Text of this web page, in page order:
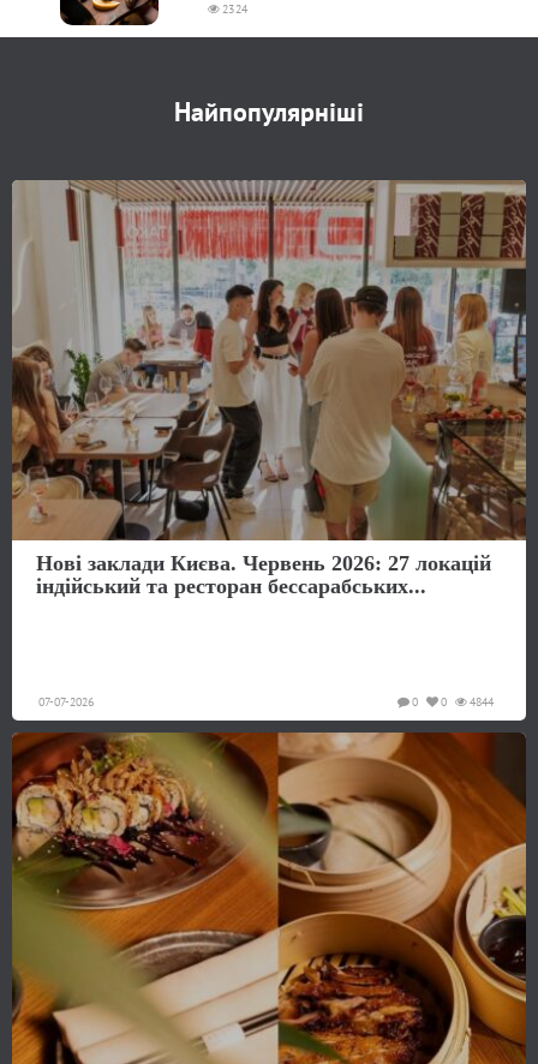
2324
Найпопулярніші
Нові заклади Києва. Червень 2026: 27 локацій
індійський та ресторан бессарабських...
07-07-2026 4844
0
0